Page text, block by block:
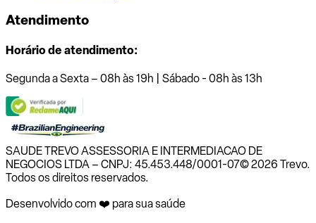
Atendimento
Horário de atendimento:
Segunda a Sexta – 08h às 19h | Sábado - 08h às 13h
SAUDE TREVO ASSESSORIA E INTERMEDIACAO DE
NEGOCIOS LTDA – CNPJ: 45.453.448/0001-07© 2026 Trevo.
Todos os direitos reservados.
Desenvolvido com ❤️ para sua saúde